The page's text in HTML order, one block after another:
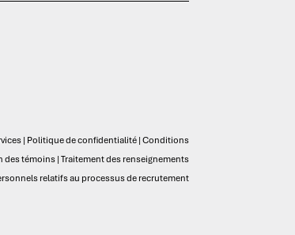
| Politique de confidentialité| Conditions
des témoins| Traitement des renseignements
relatifs au processus de recrutement